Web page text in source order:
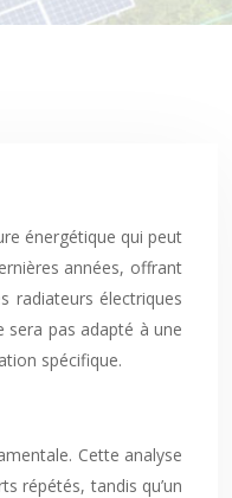
énergétique qui peut
années, offrant
radiateurs électriques
pas adapté à une
spécifique.
Cette analyse
répétés, tandis qu’un